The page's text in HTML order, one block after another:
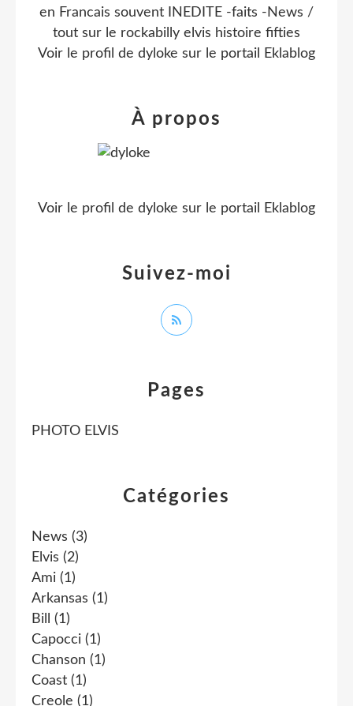
Catégories
News (3)
Elvis (2)
Ami (1)
Arkansas (1)
Bill
(1)
Capocci (1)
Chanson (1)
Coast (1)
Creole (1)
Pages
PHOTO ELVIS
en Francais souvent INEDITE -faits -News /
tout sur le rockabilly elvis histoire fifties
Voir le profil de dyloke sur le portail Eklablog
Suivez-moi
À propos
Voir le profil de dyloke sur le portail Eklablog